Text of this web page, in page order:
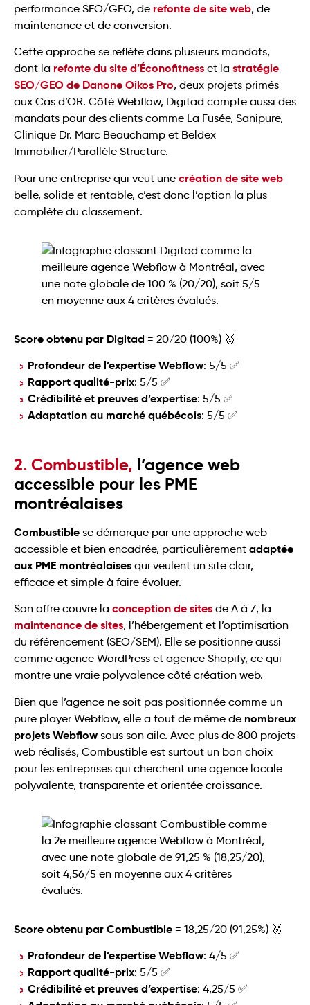
performance SEO/GEO, de refonte de site web, de
maintenance et de conversion.
Cette approche se reflète dans plusieurs mandats,
dont la refonte du site d’Éconofitness et la stratégie
SEO/GEO de Danone Oikos Pro, deux projets primés
aux Cas d’OR. Côté Webflow, Digitad compte aussi des
mandats pour des clients comme La Fusée, Sanipure,
Clinique Dr. Marc Beauchamp et Beldex
Immobilier/Parallèle Structure.
Pour une entreprise qui veut une création de site web
belle, solide et rentable, c’est donc l’option la plus
complète du classement.
Score obtenu par Digitad = 20/20 (100%) 🥇
Profondeur de l’expertise Webflow: 5/5 ✅
Rapport qualité-prix: 5/5 ✅
Crédibilité et preuves d’expertise: 5/5 ✅
Adaptation au marché québécois: 5/5 ✅
2. Combustible, l’agence web
accessible pour les PME
montréalaises
Combustible se démarque par une approche web
accessible et bien encadrée, particulièrement adaptée
aux PME montréalaises qui veulent un site clair,
efficace et simple à faire évoluer.
Son offre couvre la conception de sites de A à Z, la
maintenance de sites, l’hébergement et l’optimisation
du référencement (SEO/SEM). Elle se positionne aussi
comme agence WordPress et agence Shopify, ce qui
montre une vraie polyvalence côté création web.
Bien que l’agence ne soit pas positionnée comme un
pure player Webflow, elle a tout de même de nombreux
projets Webflow sous son aile. Avec plus de 800 projets
web réalisés, Combustible est surtout un bon choix
pour les entreprises qui cherchent une agence locale
polyvalente, transparente et orientée croissance.
Score obtenu par Combustible = 18,25/20 (91,25%) 🥈
Profondeur de l’expertise Webflow: 4/5 ✅
Rapport qualité-prix: 5/5 ✅
Crédibilité et preuves d’expertise: 4,25/5 ✅